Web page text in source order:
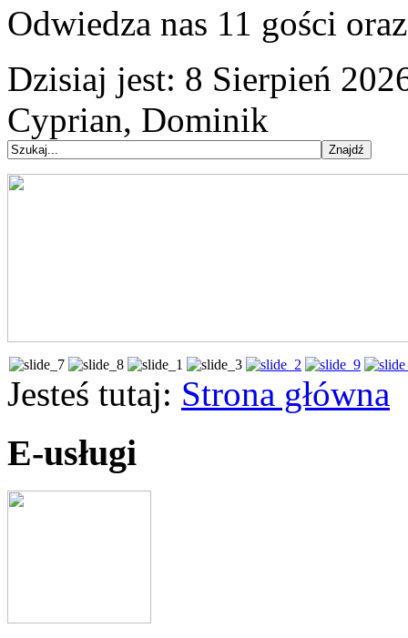
Odwiedza nas 11 gości
Dzisiaj jest: 8 Sierpień
Cyprian, Dominik
Jesteś tutaj: Strona główna
E-usługi